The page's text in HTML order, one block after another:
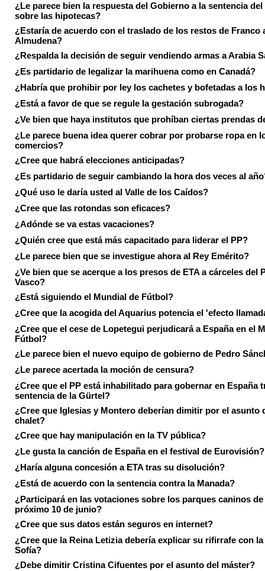
¿Le parece bien la respuesta del Gobierno a la sentencia
sobre las hipotecas?
¿Estaría de acuerdo con el traslado de los restos de Franco
Almudena?
¿Respalda la decisión de seguir vendiendo armas a Arabia
¿Es partidario de legalizar la marihuena como en Canadá?
¿Habría que prohibir por ley los cachetes y bofetadas a los
¿Está a favor de que se regule la gestación subrogada?
¿Ve bien que haya institutos que prohíban ciertas prendas
¿Le parece buena idea querer cobrar por probarse ropa en
comercios?
¿Cree que habrá elecciones anticipadas?
¿Es partidario de seguir cambiando la hora dos veces al
¿Qué uso le daría usted al Valle de los Caídos?
¿Cree que las rotondas son eficaces?
¿Adónde se va estas vacaciones?
¿Quién cree que está más capacitado para liderar el PP?
¿Le parece bien que se investigue ahora al Rey Emérito?
¿Ve bien que se acerque a los presos de ETA a cárceles del
Vasco?
¿Está siguiendo el Mundial de Fútbol?
¿Cree que la acogida del Aquarius potencia el 'efecto
¿Cree que el cese de Lopetegui perjudicará a España en el
Fútbol?
¿Le parece bien el nuevo equipo de gobierno de Pedro
¿Le parece acertada la moción de censura?
¿Cree que el PP está inhabilitado para gobernar en España
sentencia de la Gürtel?
¿Cree que Iglesias y Montero deberían dimitir por el asunto
chalet?
¿Cree que hay manipulación en la TV pública?
¿Le gusta la canción de España en el festival de Eurovisión?
¿Haría alguna concesión a ETA tras su disolución?
¿Está de acuerdo con la sentencia contra la Manada?
¿Participará en las votaciones sobre los parques caninos de
próximo 10 de junio?
¿Cree que sus datos están seguros en internet?
¿Cree que la Reina Letizia debería explicar su rifirrafe con la
Sofía?
¿Debe dimitir Cristina Cifuentes por el asunto del máster?